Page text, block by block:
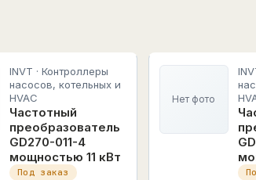
INVT · Контроллеры
насосов, котельных и
HVAC
Частотный
преобразователь
GD270-011-4
мощностью 11 кВт
Под заказ
Нет фото